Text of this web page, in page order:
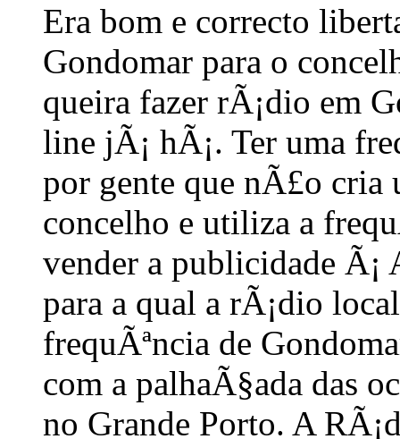
Era bom e correcto
Gondomar para o
queira fazer rÃ¡dio em
line jÃ¡ hÃ¡. Ter uma
por gente que nÃ£o cria
concelho e utiliza a
vender a publicidade
para a qual a rÃ¡dio
frequÃªncia de
com a palhaÃ§ada das
no Grande Porto. A